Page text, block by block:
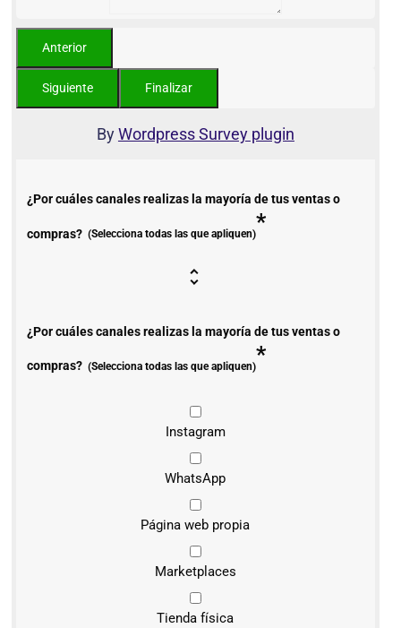
ByWordpress Survey plugin
¿Por cuáles canales realizas la mayoría de tus ventas o
compras? (Selecciona todas las que apliquen)*
¿Por cuáles canales realizas la mayoría de tus ventas o
compras? (Selecciona todas las que apliquen)*
Instagram
WhatsApp
Página web propia
Marketplaces
Tienda física